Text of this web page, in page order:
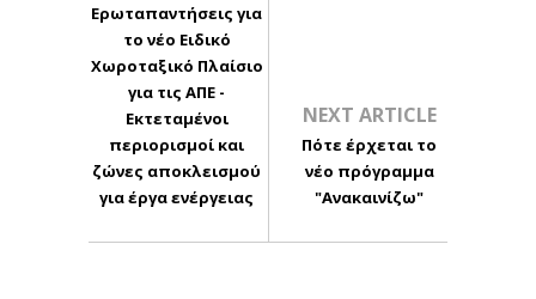
Ερωταπαντήσεις για
το νέο Ειδικό
Χωροταξικό Πλαίσιο
για τις ΑΠΕ -
Εκτεταμένοι
περιορισμοί και
ζώνες αποκλεισμού
για έργα ενέργειας
NEXT ARTICLE
Πότε έρχεται το
νέο πρόγραμμα
"Ανακαινίζω"